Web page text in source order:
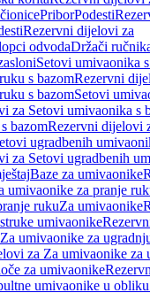
PriborPodesti
Rezervni dijelovi za
odvodaDržači
Setovi umivaonika
s bazomRezervni
s bazomSetovi
za Setovi umivaonika s
bazomRezervni dijelovi
ugradbenih
za Setovi ugradbenih
Baze za umivaonike
umivaonike za pranje
rukuZa umivaonike
umivaonike
Za umivaonike za
za Za umivaonike za
za umivaonike
umivaonike u